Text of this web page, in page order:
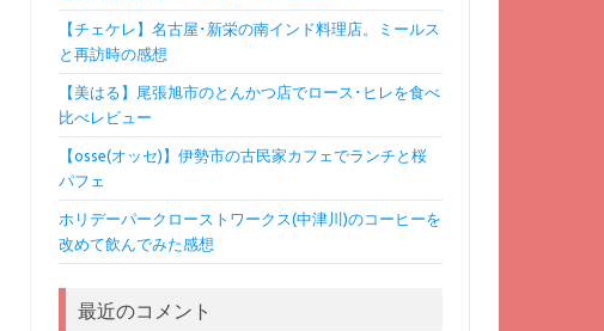
【チェケレ】名古屋･新栄の南インド料理店。ミールス
と再訪時の感想
【美はる】尾張旭市のとんかつ店でロース･ヒレを食べ
比べレビュー
【osse(オッセ)】伊勢市の古民家カフェでランチと桜
パフェ
ホリデーパークローストワークス(中津川)のコーヒーを
改めて飲んでみた感想
最近のコメント